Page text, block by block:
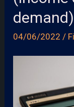
04/06/2022 /